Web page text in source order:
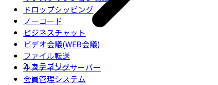
ドロップシッピング
ノーコード
ビジネスチャット
ビデオ会議(WEB会議)
ファイル転送
ホスティングサーバー
会員管理システム
カテゴリー